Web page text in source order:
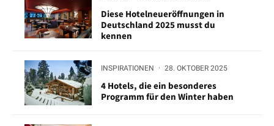
Diese Hotelneueröffnungen in
Deutschland 2025 musst du
kennen
INSPIRATIONEN · 28. OKTOBER 2025
4 Hotels, die ein besonderes
Programm für den Winter haben